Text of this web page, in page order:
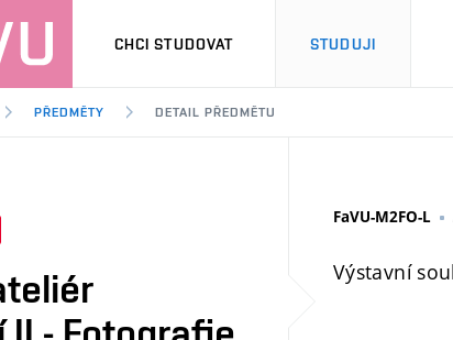
CHCI STUDOVAT STUDUJI
PŘEDMĚTY DETAIL PŘEDMĚTU
FaVU-M2FO-L
Výstavní